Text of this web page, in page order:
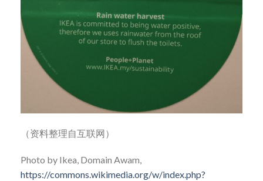
（资料整理自互联网）
Photo by Ikea, Domain Awam,
https://commons.wikimedia.org/w/index.php?